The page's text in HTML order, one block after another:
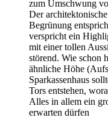
zum Umschwung
Der
Begrünung
verspricht ein
mit einer tollen
störend. Wie schon
ähnliche Höhe
Sparkassenhaus
Tors entstehen,
Alles in allem ein
erwarten dürfen